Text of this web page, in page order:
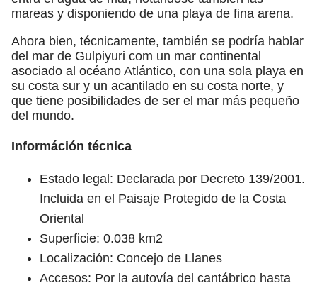
mareas y disponiendo de una playa de fina arena.
Ahora bien, técnicamente, también se podría hablar
del mar de Gulpiyuri com un mar continental
asociado al océano Atlántico, con una sola playa en
su costa sur y un acantilado en su costa norte, y
que tiene posibilidades de ser el mar más pequeño
del mundo.
Információn técnica
Estado legal: Declarada por Decreto 139/2001.
Incluida en el Paisaje Protegido de la Costa
Oriental
Superficie: 0.038 km2
Localización: Concejo de Llanes
Accesos: Por la autovía del cantábrico hasta